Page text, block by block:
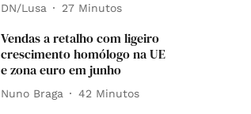
DN/Lusa 27 Minutos
Vendas a retalho com ligeiro
crescimento homólogo na UE
e zona euro em junho
Nuno Braga 42 Minutos